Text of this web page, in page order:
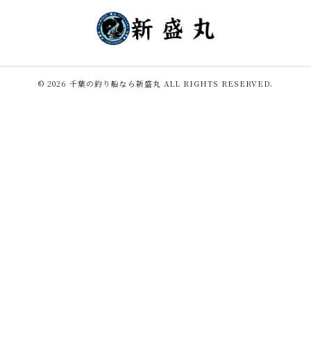
© 2026 千葉の釣り船なら新盛丸 ALL RIGHTS RESERVED.